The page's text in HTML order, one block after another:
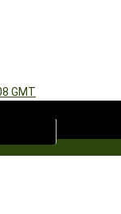
GMT